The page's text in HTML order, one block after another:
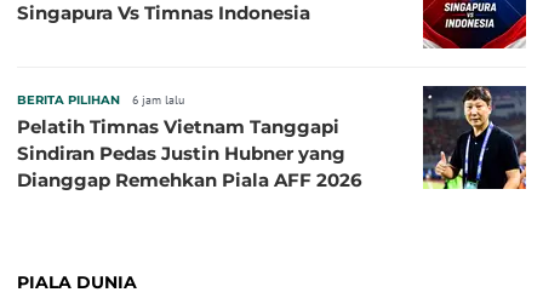
Singapura Vs Timnas Indonesia
BERITA PILIHAN 6 jam lalu
Pelatih Timnas Vietnam Tanggapi
Sindiran Pedas Justin Hubner yang
Dianggap Remehkan Piala AFF 2026
PIALA DUNIA